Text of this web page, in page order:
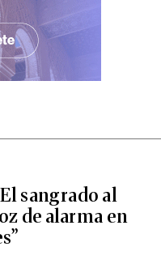
sangrado al
de alarma en